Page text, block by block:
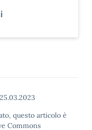
25.03.2023
questo articolo è
Commons